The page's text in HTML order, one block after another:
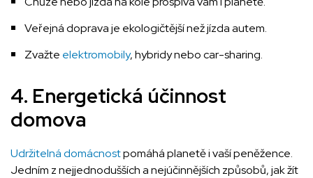
Veřejná doprava je ekologičtější než jízda autem.
Zvažte elektromobily, hybridy nebo car-sharing.
4. Energetická účinnost
domova
Udržitelná domácnostpomáhá planetě i vaší peněžence.
Jedním z nejjednodušších a nejúčinnějších způsobů, jak žít